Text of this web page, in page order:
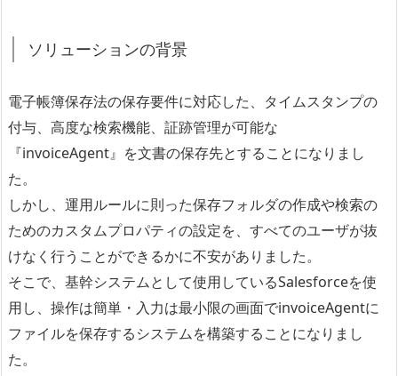
ソリューションの背景
電子帳簿保存法の保存要件に対応した、タイムスタンプの
付与、高度な検索機能、証跡管理が可能な
『invoiceAgent』を文書の保存先とすることになりまし
た。
しかし、運用ルールに則った保存フォルダの作成や検索の
ためのカスタムプロパティの設定を、すべてのユーザが抜
けなく行うことができるかに不安がありました。
そこで、基幹システムとして使用しているSalesforceを使
用し、操作は簡単・入力は最小限の画面でinvoiceAgentに
ファイルを保存するシステムを構築することになりまし
た。